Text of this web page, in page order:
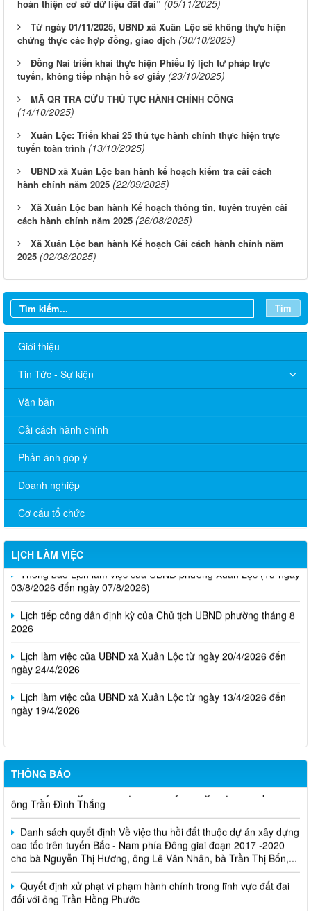
hoàn thiện cơ sở dữ liệu đất đai” (05/11/2025)
Từ ngày 01/11/2025, UBND xã Xuân Lộc sẽ không thực hiện
chứng thực các hợp đồng, giao dịch (30/10/2025)
Đồng Nai triển khai thực hiện Phiếu lý lịch tư pháp trực
tuyến, không tiếp nhận hồ sơ giấy (23/10/2025)
MÃ QR TRA CỨU THỦ TỤC HÀNH CHÍNH CÔNG
(14/10/2025)
Xuân Lộc: Triển khai 25 thủ tục hành chính thực hiện trực
tuyến toàn trình (13/10/2025)
UBND xã Xuân Lộc ban hành kế hoạch kiểm tra cải cách
hành chính năm 2025 (22/09/2025)
Xã Xuân Lộc ban hành Kế hoạch thông tin, tuyên truyền cải
cách hành chính năm 2025 (26/08/2025)
Xã Xuân Lộc ban hành Kế hoạch Cải cách hành chính năm
2025 (02/08/2025)
Tìm
Giới thiệu
Tin Tức - Sự kiện
Văn bản
Cải cách hành chính
Phản ánh góp ý
Doanh nghiệp
Cơ cấu tổ chức
LỊCH LÀM VIỆC
Thông báo Lịch làm việc của UBND phường Xuân Lộc (Từ ngày
03/8/2026 đến ngày 07/8/2026)
Lịch tiếp công dân định kỳ của Chủ tịch UBND phường tháng 8
2026
Lịch làm việc của UBND xã Xuân Lộc từ ngày 20/4/2026 đến
ngày 24/4/2026
Lịch làm việc của UBND xã Xuân Lộc từ ngày 13/4/2026 đến
ngày 19/4/2026
THÔNG BÁO
ông Trần Đình Thắng
Danh sách quyết định Về việc thu hồi đất thuộc dự án xây dựng
cao tốc trên tuyến Bắc - Nam phía Đông giai đoạn 2017 -2020
cho bà Nguyễn Thị Hương, ông Lê Văn Nhân, bà Trần Thị Bốn,...
Quyết định xử phạt vi phạm hành chính trong lĩnh vực đất đai
đối với ông Trần Hồng Phước